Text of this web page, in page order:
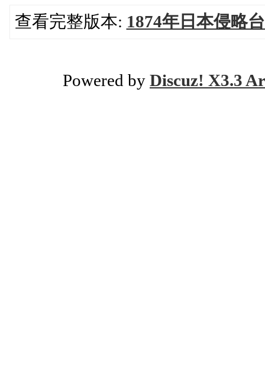
查看完整版本: 1874年日本侵略
Powered by Discuz! X3.3